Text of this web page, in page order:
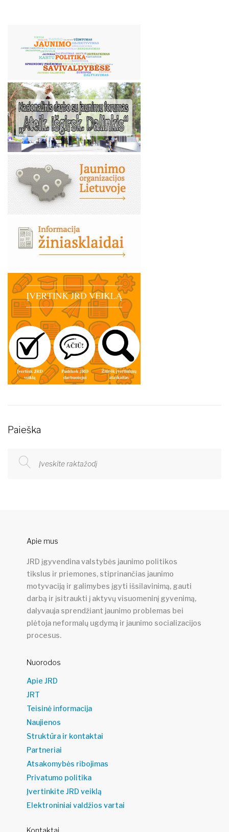
Paieška
Apie mus
JRD įgyvendina valstybės jaunimo politikos
tikslus ir priemones, stiprinančias jaunimo
motyvaciją ir galimybes įgyti išsilavinimą, gauti
darbą ir įsitraukti į aktyvų visuomeninį gyvenimą,
dalyvauja sprendžiant jaunimo problemas bei
plėtoja neformalų ugdymą ir jaunimo socializacijos
procesus.
Nuorodos
Apie JRD
JRT
Teisinė informacija
Naujienos
Struktūra ir kontaktai
Partneriai
Atsakomybės ribojimas
Privatumo politika
Įvertinkite JRD veiklą
Elektroniniai valdžios vartai
Kontaktai